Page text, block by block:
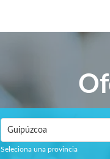
Guipúzcoa
Seleciona una provincia